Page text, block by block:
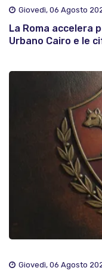
Giovedì, 06 Agosto
La Roma accelera
Urbano Cairo e le
Giovedì, 06 Agosto